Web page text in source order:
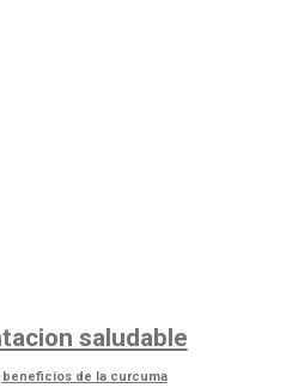
saludable
beneficios de la curcuma